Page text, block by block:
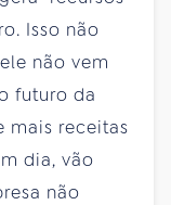
Isso não
não vem
futuro da
mais receitas
dia, vão
não